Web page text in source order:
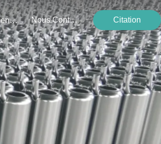
Événements Nous Contacter Citation